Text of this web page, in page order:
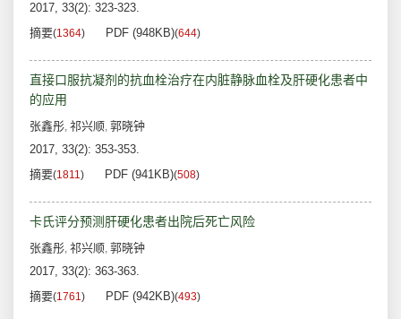
2017, 33(2): 323-323.
摘要(1364) PDF (948KB)(644)
直接口服抗凝剂的抗血栓治疗在内脏静脉血栓及肝硬化患者中
的应用
张鑫彤, 祁兴顺, 郭晓钟
2017, 33(2): 353-353.
摘要(1811) PDF (941KB)(508)
卡氏评分预测肝硬化患者出院后死亡风险
张鑫彤, 祁兴顺, 郭晓钟
2017, 33(2): 363-363.
摘要(1761) PDF (942KB)(493)